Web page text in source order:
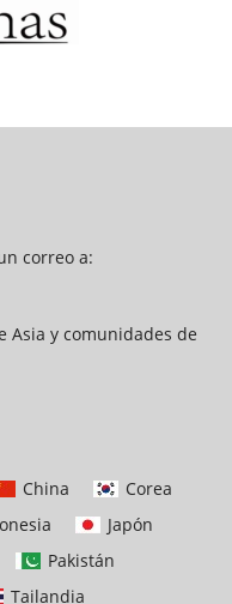
correo a:
Asia y comunidades de
China
Corea
Japón
Pakistán
Tailandia